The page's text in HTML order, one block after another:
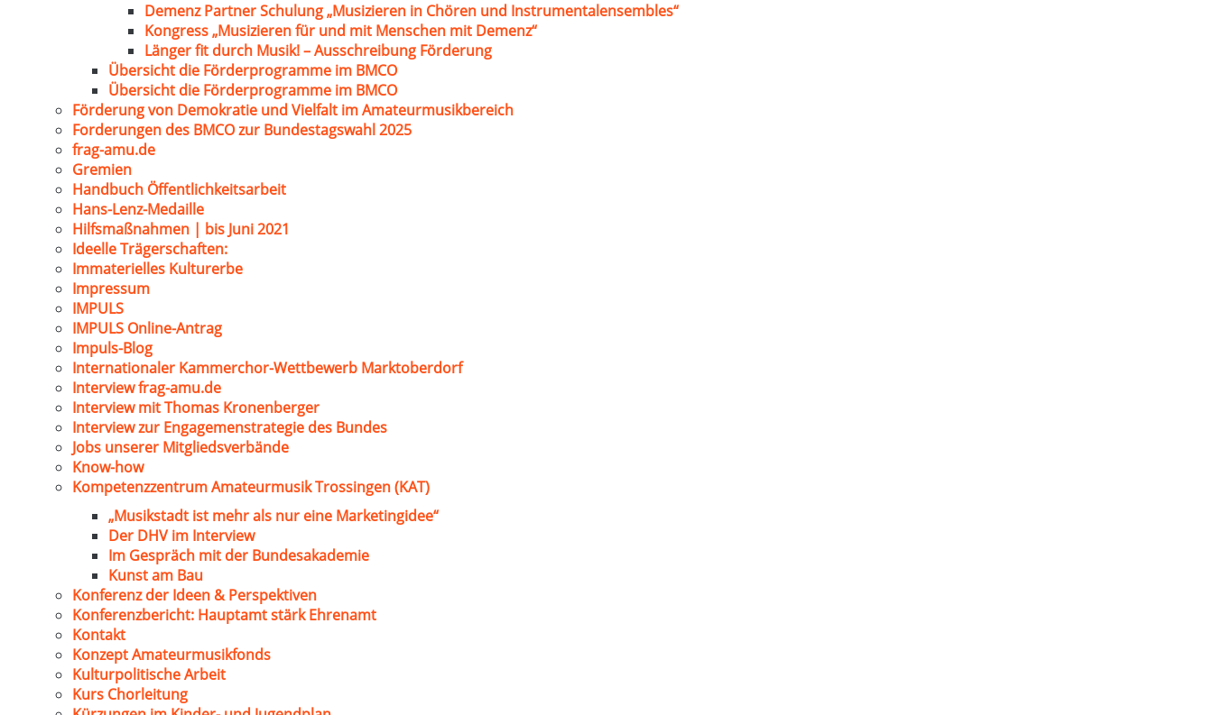
Demenz Partner Schulung „Musizieren in Chören und Instrumentalensembles“
Kongress „Musizieren für und mit Menschen mit Demenz“
Länger fit durch Musik! – Ausschreibung Förderung
Übersicht die Förderprogramme im BMCO
Übersicht die Förderprogramme im BMCO
Förderung von Demokratie und Vielfalt im Amateurmusikbereich
Forderungen des BMCO zur Bundestagswahl 2025
frag-amu.de
Gremien
Handbuch Öffentlichkeitsarbeit
Hans-Lenz-Medaille
Hilfsmaßnahmen | bis Juni 2021
Ideelle Trägerschaften:
Immaterielles Kulturerbe
Impressum
IMPULS
IMPULS Online-Antrag
Impuls-Blog
Internationaler Kammerchor-Wettbewerb Marktoberdorf
Interview frag-amu.de
Interview mit Thomas Kronenberger
Interview zur Engagemenstrategie des Bundes
Jobs unserer Mitgliedsverbände
Know-how
Kompetenzzentrum Amateurmusik Trossingen (KAT)
„Musikstadt ist mehr als nur eine Marketingidee“
Der DHV im Interview
Im Gespräch mit der Bundesakademie
Kunst am Bau
Konferenz der Ideen & Perspektiven
Konferenzbericht: Hauptamt stärk Ehrenamt
Kontakt
Konzept Amateurmusikfonds
Kulturpolitische Arbeit
Kurs Chorleitung